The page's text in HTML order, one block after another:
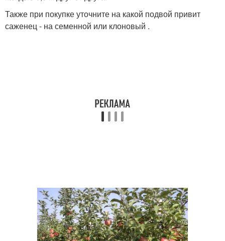
Также при покупке уточните на какой подвой привит
саженец - на семенной или клоновый .